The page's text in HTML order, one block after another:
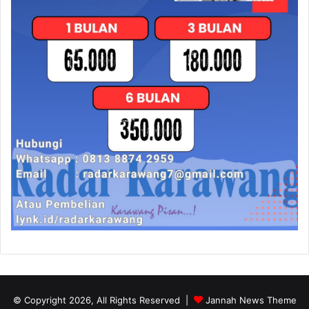
© Copyright 2026, All Rights Reserved | Jannah News Theme